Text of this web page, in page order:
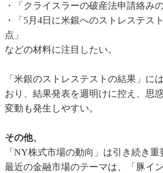
・「クライスラーの破産法申請絡みの
・「5月4日に米銀へのストレステス
点」
などの材料に注目したい。
「米銀のストレステストの結果」に
おり、結果発表を週明けに控え、思
変動も発生しやすい。
その他、
「NY株式市場の動向」は引き続き重
最近の金融市場のテーマは、「豚イ